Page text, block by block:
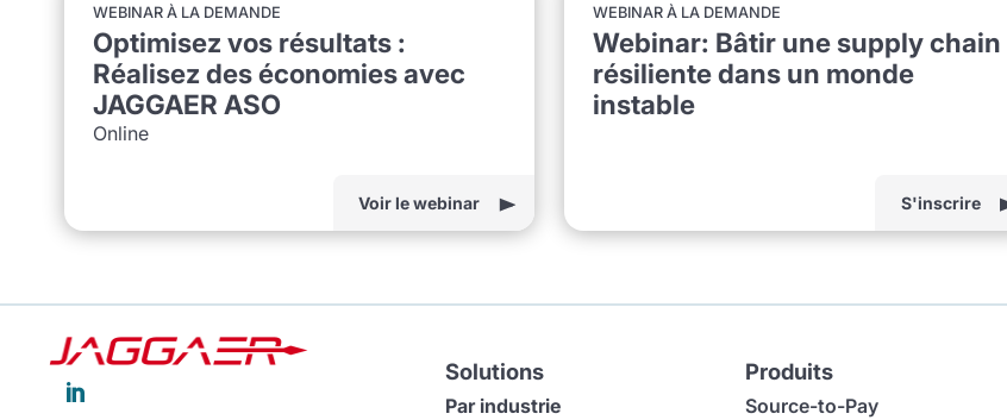
WEBINAR À LA DEMANDE
Optimisez vos résultats :
Réalisez des économies avec
JAGGAER ASO
Online
Voir le webinar
WEBINAR À LA DEMANDE
Webinar: Bâtir une supply chain
résiliente dans un monde
instable
S'inscrire

Solutions
Par industrie
Produits
Source-to-Pay